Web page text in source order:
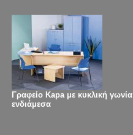
Γραφείο Kapa με κυκλική γωνία
ενδιάμεσα